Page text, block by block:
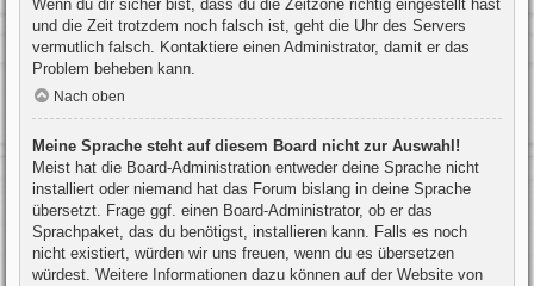
Wenn du dir sicher bist, dass du die Zeitzone richtig eingestellt hast
und die Zeit trotzdem noch falsch ist, geht die Uhr des Servers
vermutlich falsch. Kontaktiere einen Administrator, damit er das
Problem beheben kann.
Nach oben
Meine Sprache steht auf diesem Board nicht zur Auswahl!
Meist hat die Board-Administration entweder deine Sprache nicht
installiert oder niemand hat das Forum bislang in deine Sprache
übersetzt. Frage ggf. einen Board-Administrator, ob er das
Sprachpaket, das du benötigst, installieren kann. Falls es noch
nicht existiert, würden wir uns freuen, wenn du es übersetzen
würdest. Weitere Informationen dazu können auf der Website von